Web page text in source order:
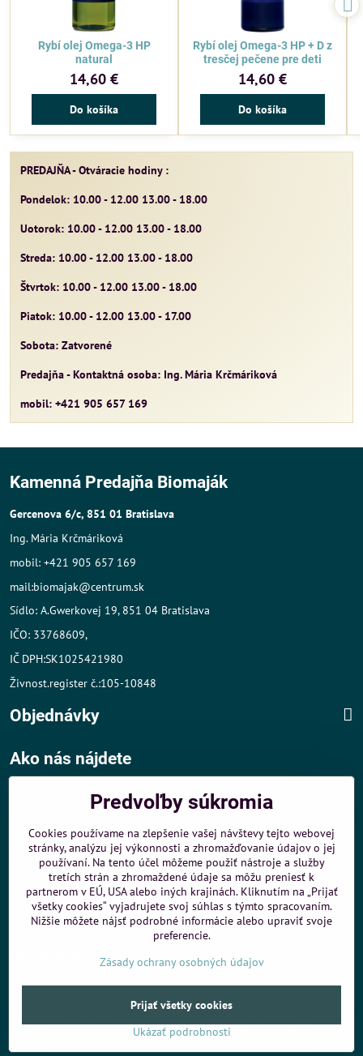
Rybí olej Omega-3 HP
natural
14,60 €
Do košíka
Rybí olej Omega-3 HP + D z
tresčej pečene pre deti
14,60 €
Do košíka
PREDAJŇA - Otváracie hodiny :
Pondelok: 10.00 - 12.00 13.00 - 18.00
Uotorok: 10.00 - 12.00 13.00 - 18.00
Streda: 10.00 - 12.00 13.00 - 18.00
Štvrtok: 10.00 - 12.00 13.00 - 18.00
Piatok: 10.00 - 12.00 13.00 - 17.00
Sobota: Zatvorené
Predajňa - Kontaktná osoba: Ing. Mária Krčmáriková
mobil: +421 905 657 169
Kamenná Predajňa Biomaják
Gercenova 6/c, 851 01 Bratislava
Ing. Mária Krčmáriková
mobil: +421 905 657 169
mail:biomajak@centrum.sk
Sídlo: A.Gwerkovej 19, 851 04 Bratislava
IČO: 33768609,
IČ DPH:SK1025421980
Živnost.register č.:105-10848
Objednávky
Ako nás nájdete
- v tesnej blízkosti diaľničného obchvatu
- dobré parkovacie možnosti 40 m od predajne
MHD:
- 200 m od zastávky MHD Záporožská - autobusy č. 80 a 88
- 250 m od zastávky MHD ŽST Petržalka - autobus 99
Sme umiestnení uShopMania- Internetové nákupy
©2026Copyright
Predvoľby súkromiaZásady ochrany osobných údajov
Vytvorené pomocou:BiznisWeb.sk
Predvoľby súkromia
Cookies používame na zlepšenie vašej návštevy tejto webovej
stránky, analýzu jej výkonnosti a zhromažďovanie údajov o jej
používaní. Na tento účel môžeme použiť nástroje a služby
tretích strán a zhromaždené údaje sa môžu preniesť k
partnerom v EÚ, USA alebo iných krajinách. Kliknutím na „Prijať
všetky cookies“ vyjadrujete svoj súhlas s týmto spracovaním.
Nižšie môžete nájsť podrobné informácie alebo upraviť svoje
preferencie.
Zásady ochrany osobných údajov
Ukázať podrobnosti
Prijať všetky cookies